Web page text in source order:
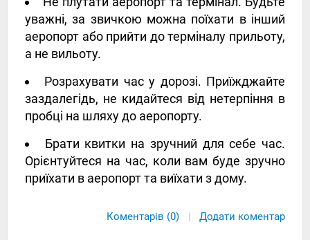
уважні, за звичкою можна поїхати в інший
аеропорт або прийти до терміналу прильоту,
а не вильоту.
Розрахувати час у дорозі. Приїжджайте
заздалегідь, не кидайтеся від нетерпіння в
пробці на шляху до аеропорту.
Брати квитки на зручний для себе час.
Орієнтуйтеся на час, коли вам буде зручно
приїхати в аеропорт та виїхати з дому.
Коментарів (0) | Додати коментар